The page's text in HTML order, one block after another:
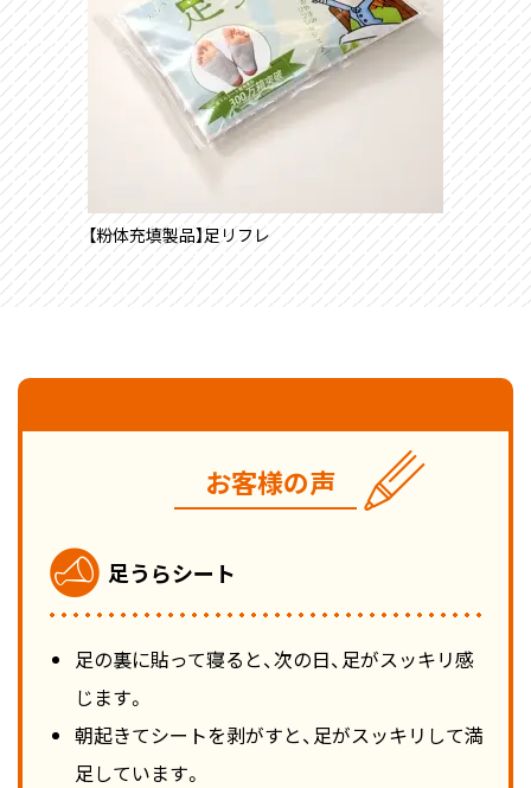
【粉体充填製品】足リフレ
お客様の声
足うらシート
足の裏に貼って寝ると、次の日、足がスッキリ感
じます。
朝起きてシートを剥がすと、足がスッキリして満
足しています。